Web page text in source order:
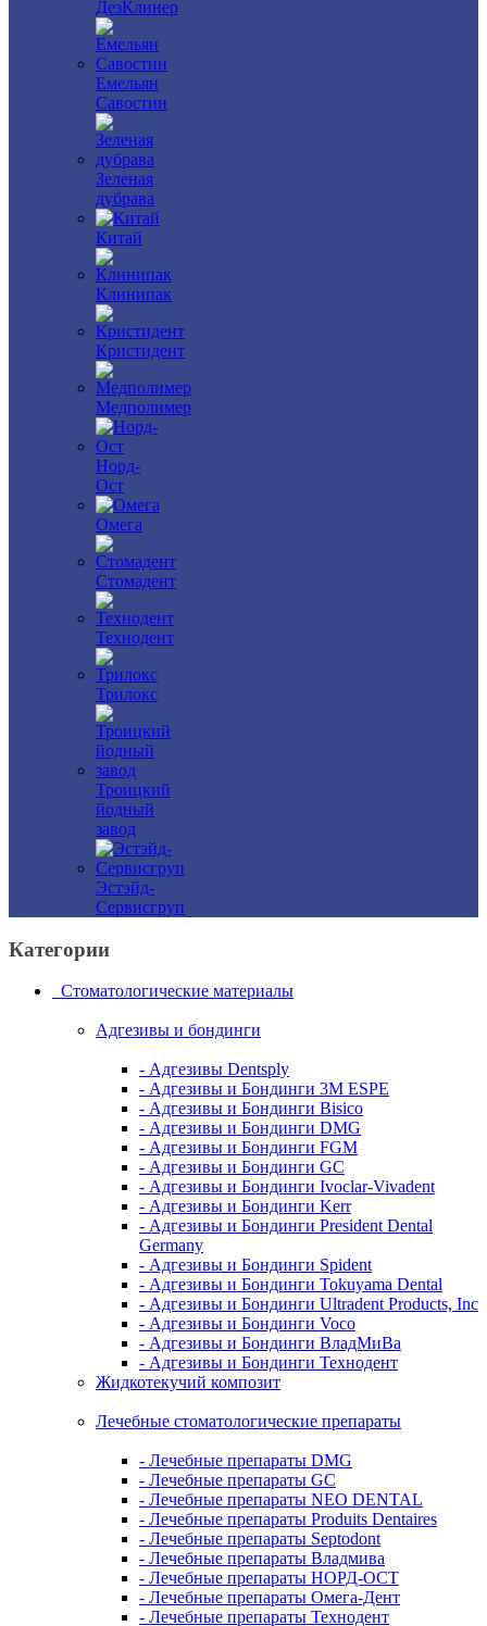
ДезКлинер
Емельян
Савостин
Зеленая
дубрава
Китай
Клинипак
Кристидент
Медполимер
Норд-
Ост
Омега
Стомадент
Технодент
Трилокс
Троицкий
йодный
завод
Эстэйд-
Сервисгруп
Категории
Стоматологические материалы
Адгезивы и бондинги
- Адгезивы Dentsply
- Адгезивы и Бондинги 3M ESPE
- Адгезивы и Бондинги Bisico
- Адгезивы и Бондинги DMG
- Адгезивы и Бондинги FGM
- Адгезивы и Бондинги GC
- Адгезивы и Бондинги Ivoclar-Vivadent
- Адгезивы и Бондинги Kerr
- Адгезивы и Бондинги President Dental
Germany
- Адгезивы и Бондинги Spident
- Адгезивы и Бондинги Tokuyama Dental
- Адгезивы и Бондинги Ultradent Products, Inc
- Адгезивы и Бондинги Voco
- Адгезивы и Бондинги ВладМиВа
- Адгезивы и Бондинги Технодент
Жидкотекучий композит
Лечебные стоматологические препараты
- Лечебные препараты DMG
- Лечебные препараты GC
- Лечебные препараты NEO DENTAL
- Лечебные препараты Produits Dentaires
- Лечебные препараты Septodont
- Лечебные препараты Владмива
- Лечебные препараты НОРД-ОСТ
- Лечебные препараты Омега-Дент
- Лечебные препараты Технодент